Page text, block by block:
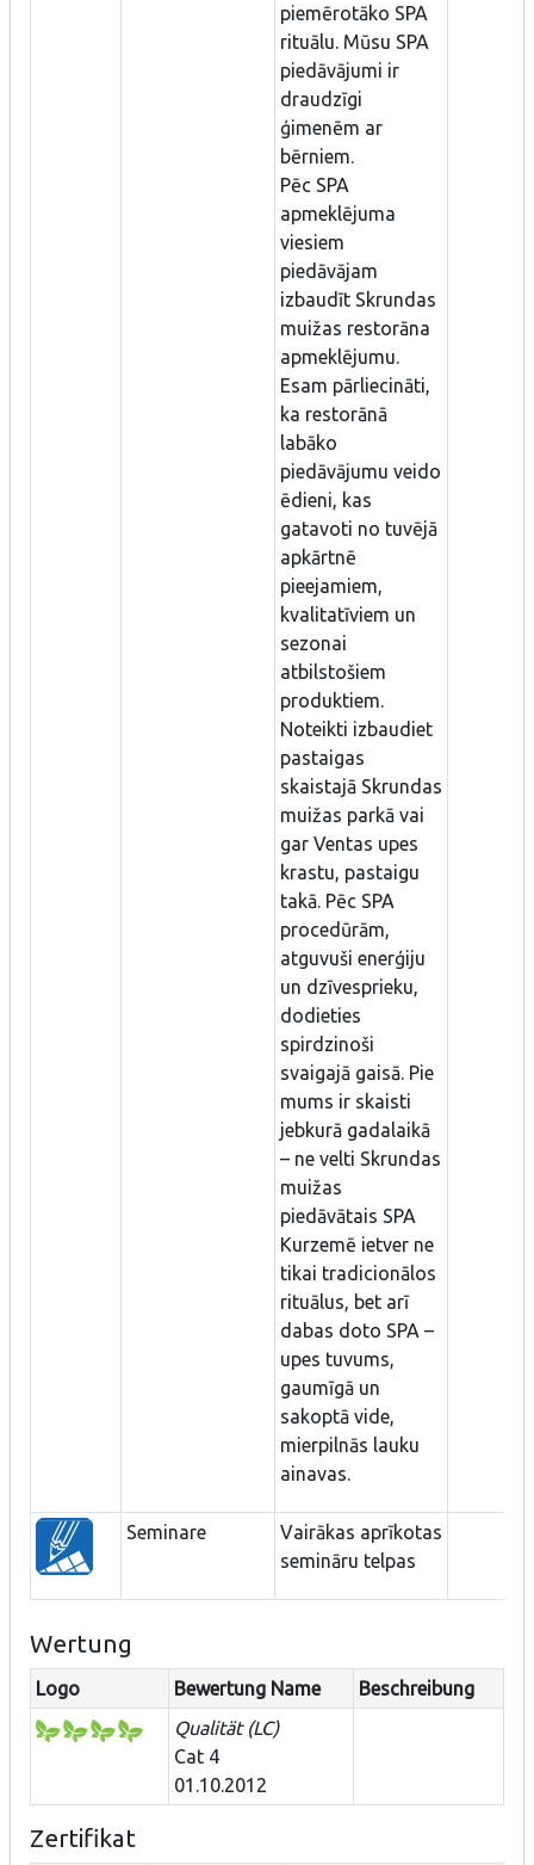
piemērotāko SPA
rituālu. Mūsu SPA
piedāvājumi ir
draudzīgi
ģimenēm ar
bērniem.
Pēc SPA
apmeklējuma
viesiem
piedāvājam
izbaudīt Skrundas
muižas restorāna
apmeklējumu.
Esam pārliecināti,
ka restorānā
labāko
piedāvājumu veido
ēdieni, kas
gatavoti no tuvējā
apkārtnē
pieejamiem,
kvalitatīviem un
sezonai
atbilstošiem
produktiem.
Noteikti izbaudiet
pastaigas
skaistajā Skrundas
muižas parkā vai
gar Ventas upes
krastu, pastaigu
takā. Pēc SPA
procedūrām,
atguvuši enerģiju
un dzīvesprieku,
dodieties
spirdzinoši
svaigajā gaisā. Pie
mums ir skaisti
jebkurā gadalaikā
– ne velti Skrundas
muižas
piedāvātais SPA
Kurzemē ietver ne
tikai tradicionālos
rituālus, bet arī
dabas doto SPA –
upes tuvums,
gaumīgā un
sakoptā vide,
mierpilnās lauku
ainavas.
Seminare
Vairākas aprīkotas
semināru telpas
Wertung
Logo Bewertung Name
Beschreibung
Qualität (LC)
Cat 4
01.10.2012
Zertifikat